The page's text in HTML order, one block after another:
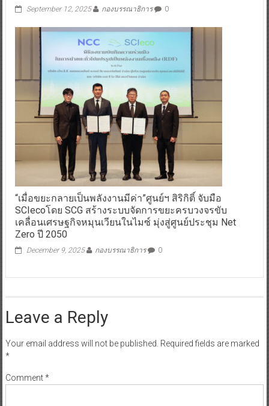
September 12, 2025 กองบรรณาธิการ 0
“เมื่อขยะกลายเป็นพลังงานมีค่า”ศูนย์ฯ สิริกิติ์ จับมือ
SCIecoโดย SCG สร้างระบบจัดการขยะครบวงจรขับ
เคลื่อนเศรษฐกิจหมุนเวียนในไมซ์ มุ่งสู่ศูนย์ประชุม Net
Zero ปี 2050
December 9, 2025 กองบรรณาธิการ 0
Leave a Reply
Your email address will not be published. Required fields are marked
*
Comment*